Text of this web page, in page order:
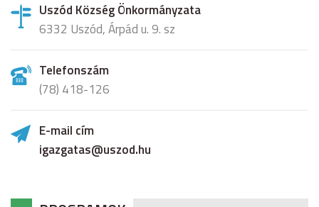
Uszód Község Önkormányzata
6332 Uszód, Árpád u. 9. sz
Telefonszám
(78) 418-126
E-mail cím
igazgatas@uszod.hu